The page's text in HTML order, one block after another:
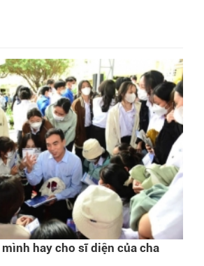
hay cho sĩ diện của cha